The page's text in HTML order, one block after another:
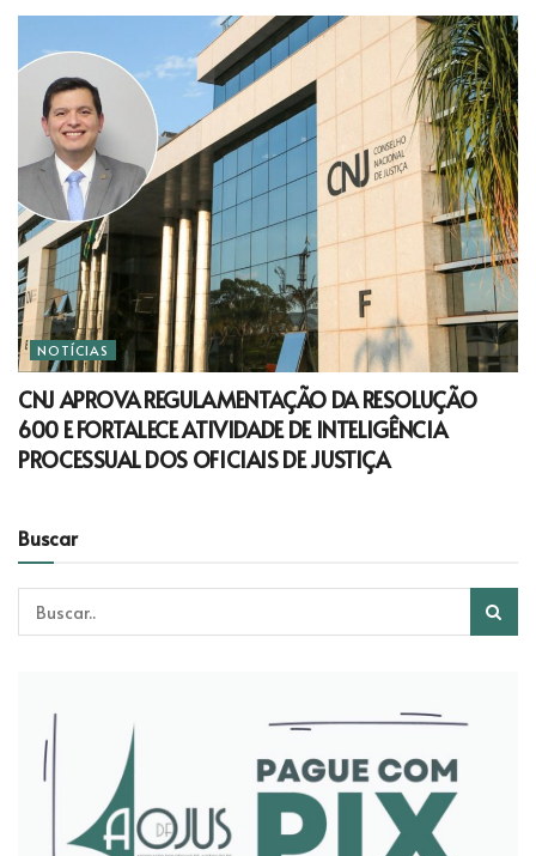
NOTÍCIAS
CNJ APROVA REGULAMENTAÇÃO DA RESOLUÇÃO
600 E FORTALECE ATIVIDADE DE INTELIGÊNCIA
PROCESSUAL DOS OFICIAIS DE JUSTIÇA
Buscar